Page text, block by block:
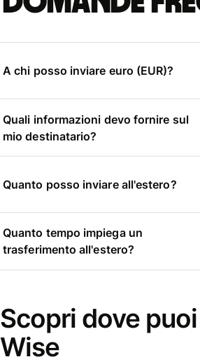
A chi posso inviare euro (EUR)?
Quali informazioni devo fornire sul
mio destinatario?
Quanto posso inviare all'estero?
Quanto tempo impiega un
trasferimento all'estero?
Scopri dove
Wise